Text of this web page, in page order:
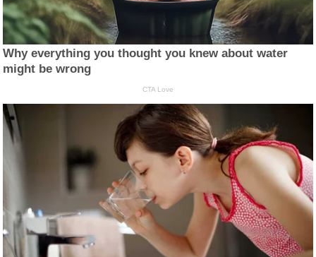
Why everything you thought you knew about water
might be wrong
CTA Love